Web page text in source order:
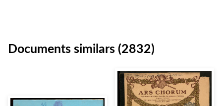
Documents similars (2832)